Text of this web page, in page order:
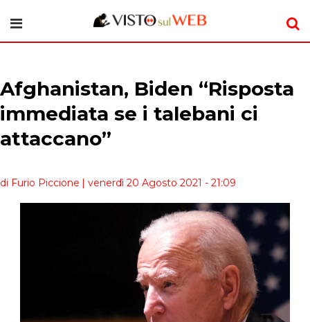
Afghanistan, Biden “Risposta
immediata se i talebani ci
attaccano”
di Furio Piccione | venerdì 20 Agosto 2021 - 21:09